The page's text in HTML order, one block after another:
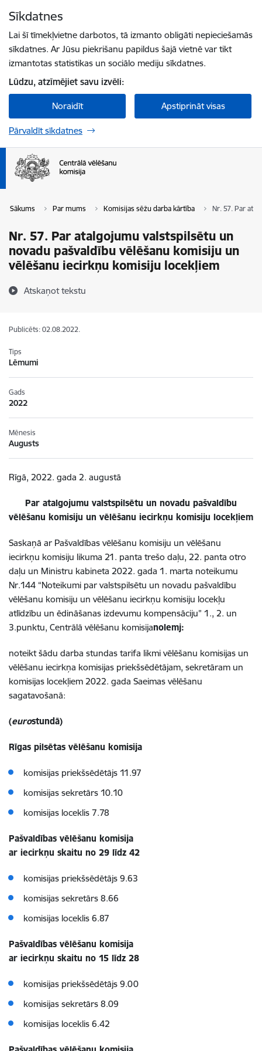
Sīkdatnes
Lai šī tīmekļvietne darbotos, tā izmanto obligāti nepieciešamās
sīkdatnes. Ar Jūsu piekrišanu papildus šajā vietnē var tikt
izmantotas statistikas un sociālo mediju sīkdatnes.
Lūdzu, atzīmējiet savu izvēli:
Noraidīt Apstiprināt visas
Pārvaldīt sīkdatnes
Sākums Par mums Komisijas sēžu darba kārtība Nr. 57. Par
Nr. 57. Par atalgojumu valstspilsētu un
novadu pašvaldību vēlēšanu komisiju un
vēlēšanu iecirkņu komisiju locekļiem
Atskaņot tekstu
Publicēts: 02.08.2022.
Tips
Lēmumi
Gads
2022
Mēnesis
Augusts
Rīgā, 2022. gada 2. augustā
Par atalgojumu valstspilsētu un novadu pašvaldību
vēlēšanu komisiju un vēlēšanu iecirkņu komisiju locekļiem
Saskaņā ar Pašvaldības vēlēšanu komisiju un vēlēšanu
iecirkņu komisiju likuma 21. panta trešo daļu, 22. panta otro
daļu un Ministru kabineta 2022. gada 1. marta noteikumu
Nr.144 “Noteikumi par valstspilsētu un novadu pašvaldību
vēlēšanu komisiju un vēlēšanu iecirkņu komisiju locekļu
atlīdzību un ēdināšanas izdevumu kompensāciju” 1., 2. un
3.punktu, Centrālā vēlēšanu komisijanolemj:
noteikt šādu darba stundas tarifa likmi vēlēšanu komisijas un
vēlēšanu iecirkņa komisijas priekšsēdētājam, sekretāram un
komisijas locekļiem 2022. gada Saeimas vēlēšanu
sagatavošanā:
(eurostundā)
Rīgas pilsētas vēlēšanu komisija
komisijas priekšsēdētājs 11.97
komisijas sekretārs 10.10
komisijas loceklis 7.78
Pašvaldības vēlēšanu komisija
ar iecirkņu skaitu no 29 līdz 42
komisijas priekšsēdētājs 9.63
komisijas sekretārs 8.66
komisijas loceklis 6.87
Pašvaldības vēlēšanu komisija
ar iecirkņu skaitu no 15 līdz 28
komisijas priekšsēdētājs 9.00
komisijas sekretārs 8.09
komisijas loceklis 6.42